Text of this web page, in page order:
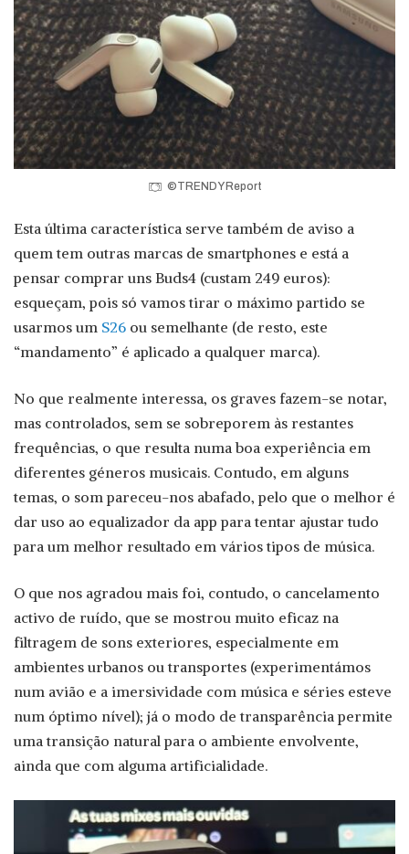
©TRENDY Report
Esta última característica serve também de aviso a
quem tem outras marcas de smartphones e está a
pensar comprar uns Buds4 (custam 249 euros):
esqueçam, pois só vamos tirar o máximo partido se
usarmos um S26 ou semelhante (de resto, este
“mandamento” é aplicado a qualquer marca).
No que realmente interessa, os graves fazem-se notar,
mas controlados, sem se sobreporem às restantes
frequências, o que resulta numa boa experiência em
diferentes géneros musicais. Contudo, em alguns
temas, o som pareceu-nos abafado, pelo que o melhor é
dar uso ao equalizador da app para tentar ajustar tudo
para um melhor resultado em vários tipos de música.
O que nos agradou mais foi, contudo, o cancelamento
activo de ruído, que se mostrou muito eficaz na
filtragem de sons exteriores, especialmente em
ambientes urbanos ou transportes (experimentámos
num avião e a imersividade com música e séries esteve
num óptimo nível); já o modo de transparência permite
uma transição natural para o ambiente envolvente,
ainda que com alguma artificialidade.